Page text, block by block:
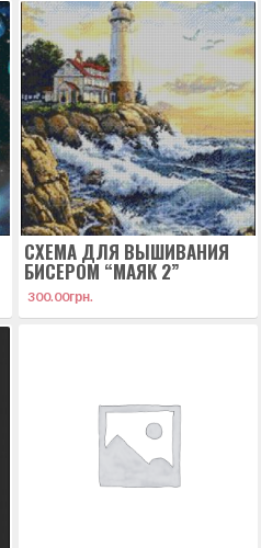
СХЕМА ДЛЯ ВЫШИВАНИЯ
БИСЕРОМ “МАЯК 2”
300.00грн.